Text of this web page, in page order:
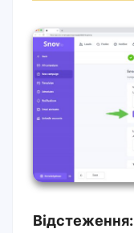
Відстеження: